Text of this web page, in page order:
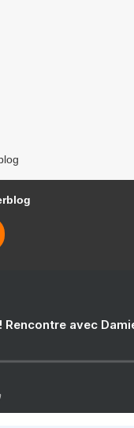
avec